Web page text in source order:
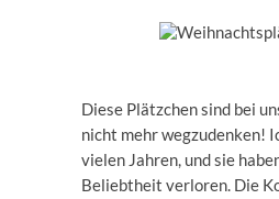
Diese Plätzchen sind bei
nicht mehr wegzudenken!
vielen Jahren, und sie
Beliebtheit verloren. Die